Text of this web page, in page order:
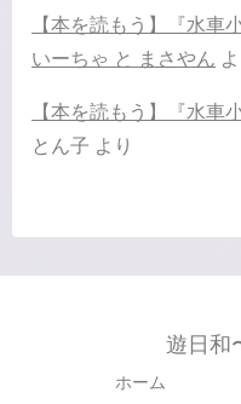
【本を読もう】『水車
いーちゃ と まさやん
【本を読もう】『水車
とん子 より
遊日和
ホーム